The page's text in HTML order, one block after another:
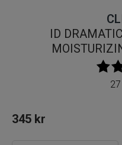
ID
345 kr